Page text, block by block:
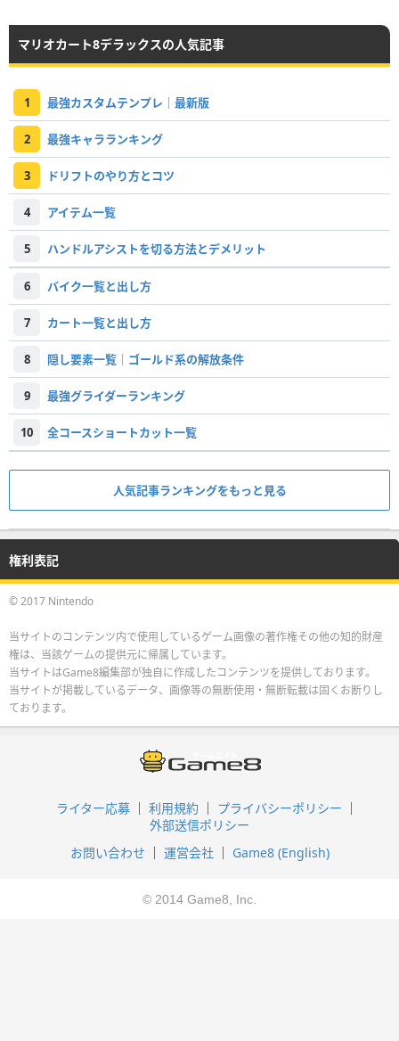
マリオカート8デラックスの人気記事
1 最強カスタムテンプレ｜最新版
2 最強キャラランキング
3 ドリフトのやり方とコツ
4 アイテム一覧
5 ハンドルアシストを切る方法とデメリット
6 バイク一覧と出し方
7 カート一覧と出し方
8 隠し要素一覧｜ゴールド系の解放条件
9 最強グライダーランキング
10 全コースショートカット一覧
人気記事ランキングをもっと見る
権利表記
© 2017 Nintendo
当サイトのコンテンツ内で使用しているゲーム画像の著作権その他の知的財産
権は、当該ゲームの提供元に帰属しています。
当サイトはGame8編集部が独自に作成したコンテンツを提供しております。
当サイトが掲載しているデータ、画像等の無断使用・無断転載は固くお断りし
ております。
ライター応募 利用規約
プライバシーポリシー
外部送信ポリシー
お問い合わせ
運営会社 Game8 (English)
© 2014 Game8, Inc.